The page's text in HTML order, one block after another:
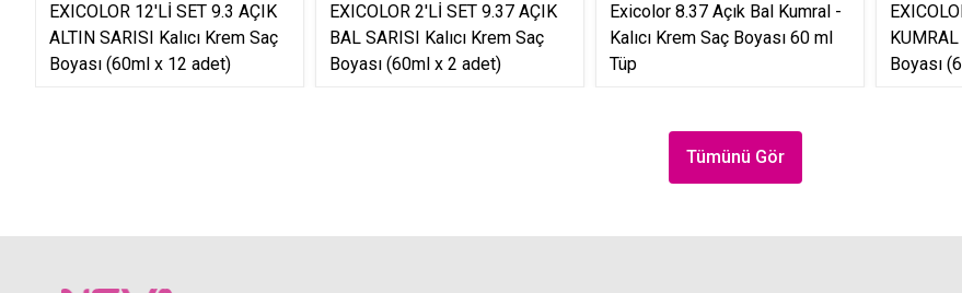
EXICOLOR 12'Lİ SET 9.3 AÇIK
ALTIN SARISI Kalıcı Krem Saç
Boyası (60ml x 12 adet)
EXICOLOR 2'Lİ SET 9.37 AÇIK
BAL SARISI Kalıcı Krem Saç
Boyası (60ml x 2 adet)
Exicolor 8.37 Açık Bal Kumral -
Kalıcı Krem Saç Boyası 60 ml
Tüp
Boyası
Tümünü Gör